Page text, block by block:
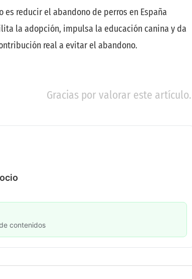
reducir el abandono de perros en España
la adopción, impulsa la educación canina y da
real a evitar el abandono.
Gracias por valorar este artículo.
contenidos